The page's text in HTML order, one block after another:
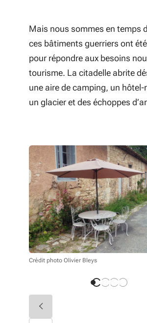
Mais nous sommes en temps
ces bâtiments guerriers ont
pour répondre aux besoins
tourisme. La citadelle abrite
une aire de camping, un
un glacier et des échoppes
Crédit photo Olivier Bleys